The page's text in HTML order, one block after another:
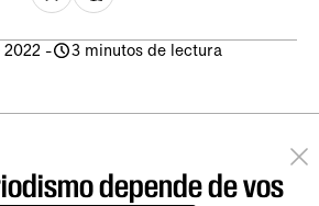
- 3 minutos de lectura
depende de vos